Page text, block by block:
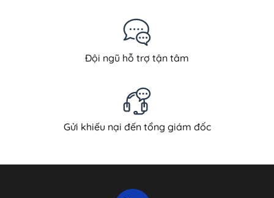
Đội ngũ hỗ trợ tận tâm
Gửi khiếu nại đến tổng giám đốc